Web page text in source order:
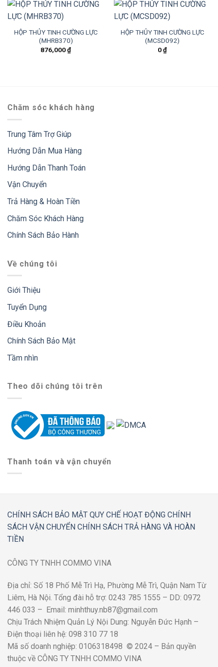
HỘP THỦY TINH CƯỜNG LỰC
(MHRB370)
876,000₫
HỘP THỦY TINH CƯỜNG LỰC
(MCSD092)
0₫
Chăm sóc khách hàng
Trung Tâm Trợ Giúp
Hướng Dẫn Mua Hàng
Hướng Dẫn Thanh Toán
Vận Chuyển
Trả Hàng & Hoàn Tiền
Chăm Sóc Khách Hàng
Chính Sách Bảo Hành
Về chúng tôi
Giới Thiệu
Tuyển Dụng
Điều Khoản
Chính Sách Bảo Mật
Tầm nhìn
Theo dõi chúng tôi trên
Thanh toán và vận chuyển
CHÍNH SÁCH BẢO MẬT QUY CHẾ HOẠT ĐỘNG CHÍNH
SÁCH VẬN CHUYỂN CHÍNH SÁCH TRẢ HÀNG VÀ HOÀN
TIỀN
CÔNG TY TNHH COMMO VINA
Địa chỉ: Số 18 Phố Mễ Trì Hạ, Phường Mễ Trì, Quận Nam Từ
Liêm, Hà Nội. Tổng đài hỗ trợ: 0243 785 1555 – DD: 0972
446 033 – Email: minhthuy.nb87@gmail.com
Chịu Trách Nhiệm Quản Lý Nội Dung: Nguyễn Đức Hạnh –
Điện thoại liên hệ: 098 310 77 18
Mã số doanh nghiệp: 0106318498 © 2024 – Bản quyền
thuộc về CÔNG TY TNHH COMMO VINA